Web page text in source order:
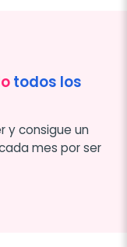
todos los
y consigue un
mes por ser